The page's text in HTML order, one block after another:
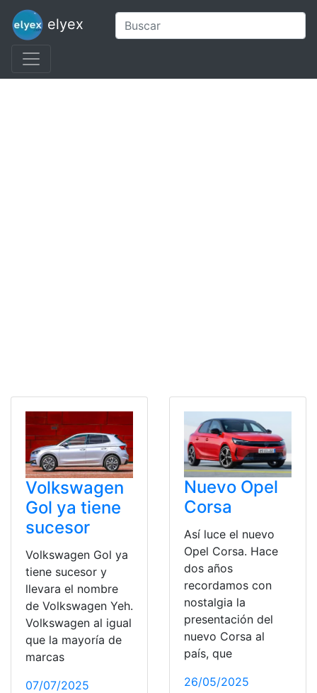
elyex
Volkswagen
Gol ya tiene
sucesor
Volkswagen Gol ya
tiene sucesor y
llevara el nombre
de Volkswagen Yeh.
Volkswagen al igual
que la mayoría de
marcas
07/07/2025
Nuevo Opel
Corsa
Así luce el nuevo
Opel Corsa. Hace
dos años
recordamos con
nostalgia la
presentación del
nuevo Corsa al
país, que
26/05/2025